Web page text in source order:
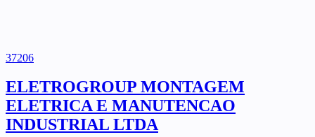
37206
ELETROGROUP MONTAGEM
ELETRICA E MANUTENCAO
INDUSTRIAL LTDA